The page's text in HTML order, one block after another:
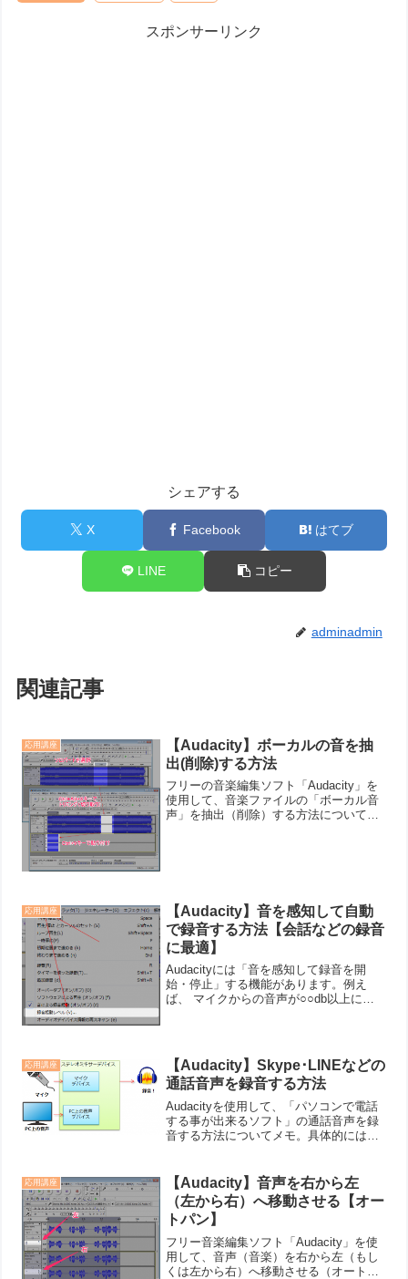
スポンサーリンク
シェアする
X Facebook はてブ
LINE コピー
adminadmin
関連記事
応用講座
【Audacity】ボーカルの音を抽
出(削除)する方法
フリーの音楽編集ソフト「Audacity」を
使用して、音楽ファイルの「ボーカル音
声」を抽出（削除）する方法について紹
応用講座
【Audacity】音を感知して自動
で録音する方法【会話などの録音
に最適】
Audacityには「音を感知して録音を開
始・停止」する機能があります。例え
ば、 マイクからの音声が○○db以上にな
り、この機...
応用講座
【Audacity】Skype･LINEなどの
通話音声を録音する方法
Audacityを使用して、「パソコンで電話
する事が出来るソフト」の通話音声を録
音する方法についてメモ。具体的には、
分の声」と「相手の声」を...
応用講座
【Audacity】音声を右から左
（左から右）へ移動させる【オー
トパン】
フリー音楽編集ソフト「Audacity」を使
用して、音声（音楽）を右から左（もし
くは左から右）へ移動させる（オートパ